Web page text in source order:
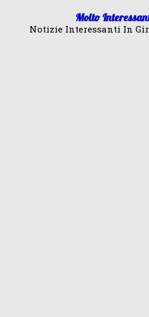
Molto
Notizie Interessanti In